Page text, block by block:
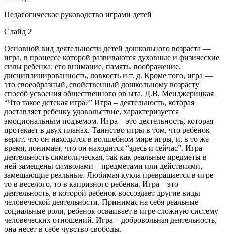
Педагогическое руководство играми детей
Слайд 2
Основной вид деятельности детей дошкольного возраста —
игра, в процессе которой развиваются духовные и физические
силы ребенка: его внимание, память, воображение,
дисциплинированность, ловкость и т. д. Кроме того, игра —
это своеобразный, свойственный дошкольному возрасту
способ усвоения общественного on ыта. Д.В. Менджерицкая
“Что такое детская игра?” Игра – деятельность, которая
доставляет ребенку удовольствие, характеризуется
эмоциональным подъемом. Игра – это деятельность, которая
протекает в двух планах. Таинство игры в том, что ребенок
верит, что он находится в волшебном мире игры, и, в то же
время, понимает, что он находится “здесь и сейчас”. Игра –
деятельность символическая, так как реальные предметы в
ней замещены символами – предметами или действиями,
замещающие реальные. Любимая кукла превращается в игре
то в веселого, то в капризного ребенка. Игра – это
деятельность, в которой ребенок воссоздает другие виды
человеческой деятельности. Принимая на себя реальные
социальные роли, ребенок осваивает в игре сложную систему
человеческих отношений. Игра – добровольная деятельность,
она несет в себе чувство свободы.